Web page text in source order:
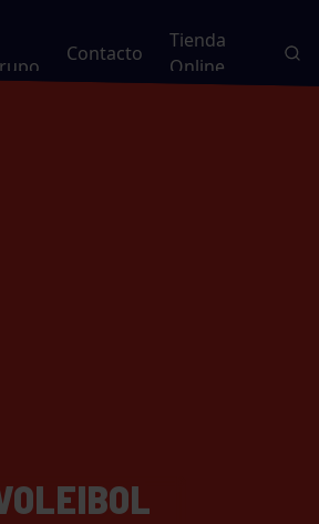
Contacto
Tienda
Online